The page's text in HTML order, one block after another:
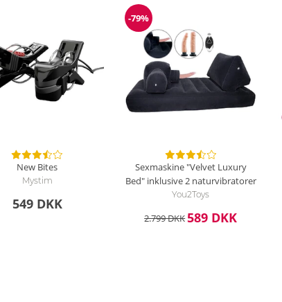
New Bites
Mystim
549 DKK
Rabat
-79%
Sexmaskine "Velvet Luxury
Bed" inklusive 2 naturvibratorer
You2Toys
2.799 DKK589 DKK